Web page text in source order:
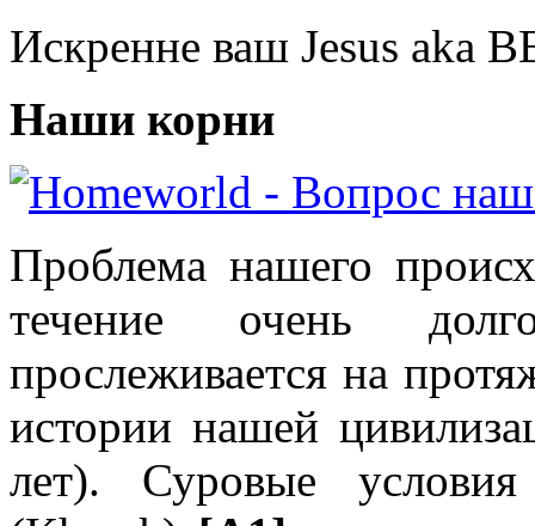
Искренне ваш Jesus aka
Наши корни
Проблема нашего
течение очень
прослеживается на
истории нашей
лет). Суровые